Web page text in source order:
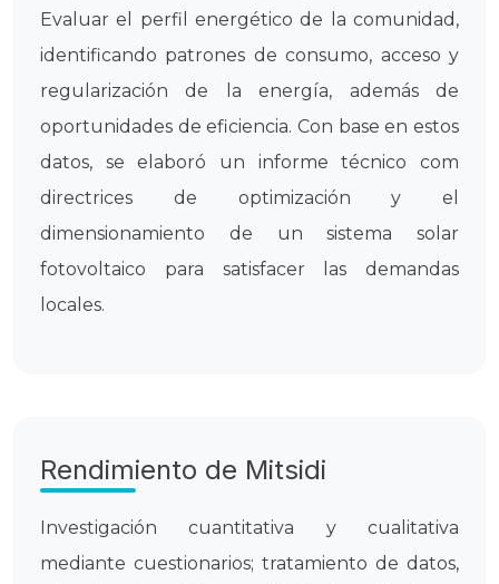
Evaluar el perfil energético de la comunidad,
identificando patrones de consumo, acceso y
regularización de la energía, además de
oportunidades de eficiencia. Con base en estos
datos, se elaboró un informe técnico com
directrices de optimización y el
dimensionamiento de un sistema solar
fotovoltaico para satisfacer las demandas
locales.
Rendimiento de Mitsidi
Investigación cuantitativa y cualitativa
mediante cuestionarios; tratamiento de datos,